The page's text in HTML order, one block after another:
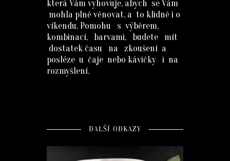
která Vám vyhovuje, abych se Vám
mohla plně věnovat, a to klidně i o
víkendu. Pomohu s výběrem,
kombinací, barvami, budete mít
dostatek času na zkoušení a
posléze u čaje nebo kávičky i na
rozmyšlení.
DALŠÍ ODKAZY